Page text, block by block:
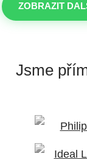
ZOBRAZIT
Jsme